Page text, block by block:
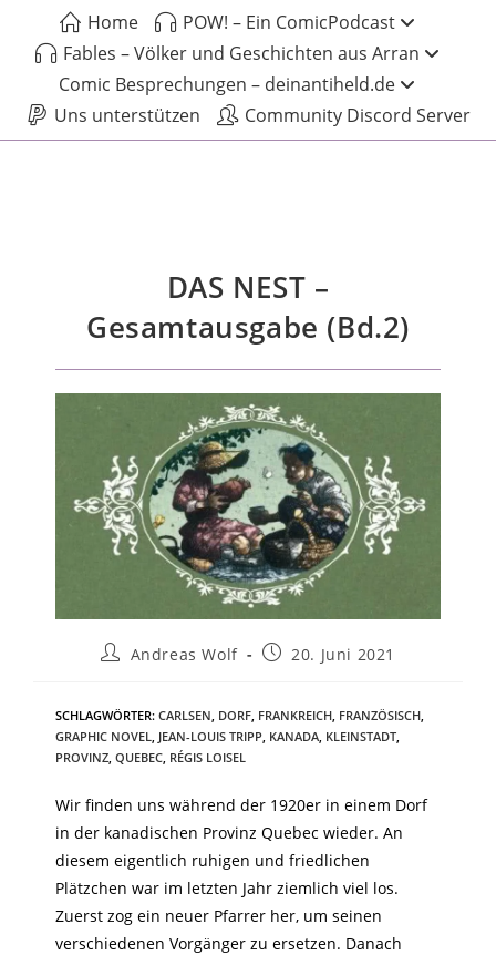
Home
POW! – Ein ComicPodcast
Fables – Völker und Geschichten aus Arran
Comic Besprechungen – deinantiheld.de
Uns unterstützen
Community Discord Server
DAS NEST –
Gesamtausgabe (Bd.2)
Andreas Wolf 20. Juni 2021
SCHLAGWÖRTER: CARLSEN DORF FRANKREICH FRANZÖSISCH
GRAPHIC NOVEL
JEAN-LOUIS TRIPP KANADA KLEINSTADT
PROVINZ QUEBEC RÉGIS LOISEL
Wir finden uns während der 1920er in einem Dorf
in der kanadischen Provinz Quebec wieder. An
diesem eigentlich ruhigen und friedlichen
Plätzchen war im letzten Jahr ziemlich viel los.
Zuerst zog ein neuer Pfarrer her, um seinen
verschiedenen Vorgänger zu ersetzen. Danach